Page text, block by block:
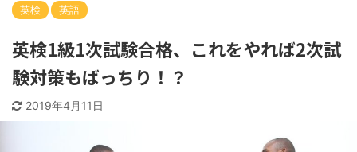
英検
英語
英検1級1次試験合格、これをやれば2次試
験対策もばっちり！？
2019年4月11日